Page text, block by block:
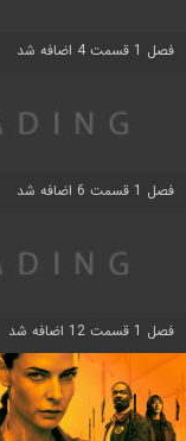
فصل 1 قسمت 4 اضافه شد
فصل 1 قسمت 6 اضافه شد
فصل 1 قسمت 12 اضافه شد